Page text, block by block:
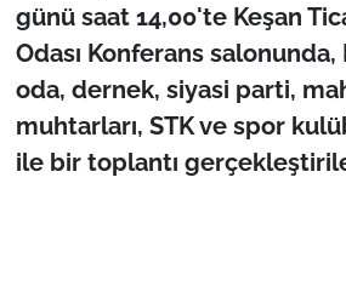
günü saat 14,00'te Keşan
Odası Konferans salonunda,
oda, dernek, siyasi parti,
muhtarları, STK ve spor
ile bir toplantı
Bölge
Güvenlik
Genel